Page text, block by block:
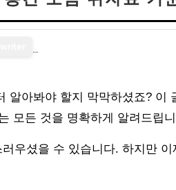
알아봐야 할지 막막하셨죠? 이
모든 것을 명확하게 알려드립
우셨을 수 있습니다. 하지만 이